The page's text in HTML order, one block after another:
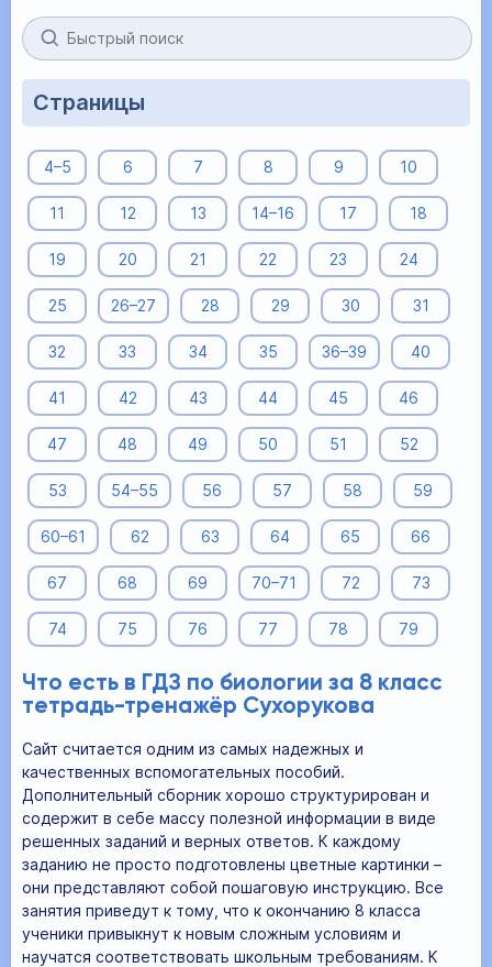
Страницы
4–5 6 7 8 9 10
11 12 13 14–16 17 18
19 20 21 22 23 24
25 26–27 28 29 30 31
32 33 34 35 36–39 40
41 42 43 44 45 46
47 48 49 50 51 52
53 54–55 56 57 58 59
60–61 62 63 64 65 66
67 68 69 70–71 72 73
74 75 76 77 78 79
Что есть в ГДЗ по биологии за 8 класс
тетрадь-тренажёр Сухорукова
Сайт считается одним из самых надежных и
качественных вспомогательных пособий.
Дополнительный сборник хорошо структурирован и
содержит в себе массу полезной информации в виде
решенных заданий и верных ответов. К каждому
заданию не просто подготовлены цветные картинки –
они представляют собой пошаговую инструкцию. Все
занятия приведут к тому, что к окончанию 8 класса
ученики привыкнут к новым сложным условиям и
научатся соответствовать школьным требованиям. К